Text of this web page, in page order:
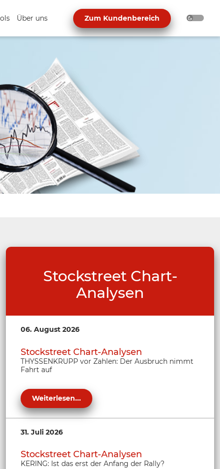
Über uns Zum Kundenbereich
Stockstreet Chart-
Analysen
06. August 2026
Stockstreet Chart-Analysen
THYSSENKRUPP vor Zahlen: Der Ausbruch nimmt
Fahrt auf
Weiterlesen...
31. Juli 2026
Stockstreet Chart-Analysen
KERING: Ist das erst der Anfang der Rally?